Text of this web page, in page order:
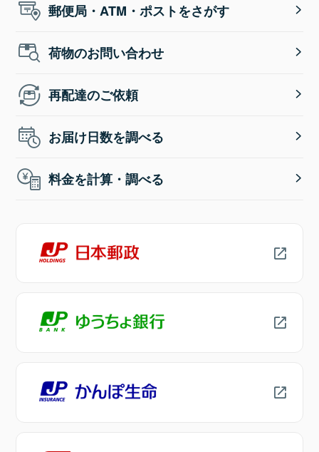
郵便局・ATM・ポストをさがす
荷物のお問い合わせ
再配達のご依頼
お届け日数を調べる
料金を計算・調べる